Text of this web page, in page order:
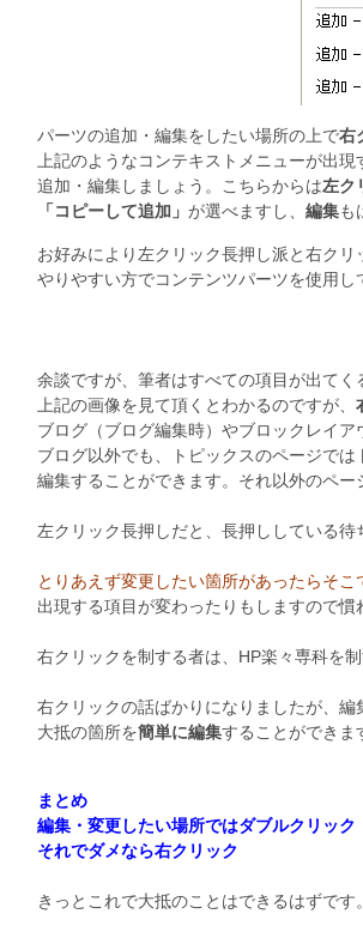
パーツの追加・編集をしたい場所の上で右
上記のようなコンテキストメニューが出
追加・編集しましょう。こちらからは左ク
「コピーして追加」 が選べますし、 編集も
お好みにより左クリック長押し派と右クリ
やりやすい方でコンテンツパーツを使用し
余談ですが、筆者はすべての項目が出てく
上記の画像を見て頂くとわかるのですが、
ブログ（ブログ編集時）やブロックレイア
ブログ以外でも、トピックスのページで
編集することができます。それ以外のペー
左クリック長押しだと、長押ししている待
とりあえず変更したい箇所があったらそこ
出現する項目が変わったりもしますので慣
右クリックを制する者は、HP楽々専科を
右クリックの話ばかりになりましたが、編
大抵の箇所を簡単に編集することができま
まとめ
編集・変更したい場所ではダブルクリック
それでダメなら右クリック
きっとこれで大抵のことはできるはずです